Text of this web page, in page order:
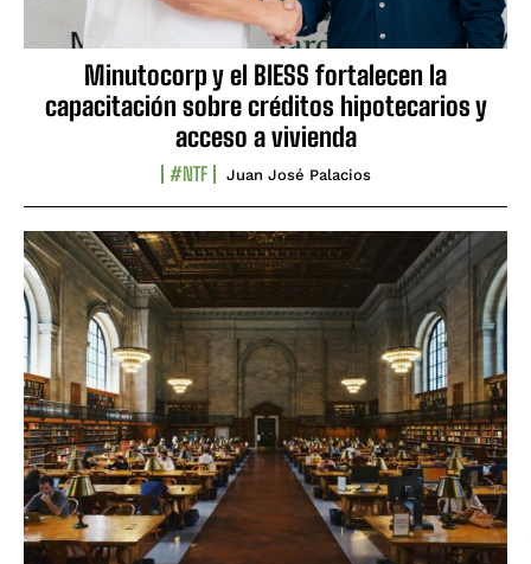
Minutocorp y el BIESS fortalecen la
capacitación sobre créditos hipotecarios y
acceso a vivienda
#NTF Juan José Palacios